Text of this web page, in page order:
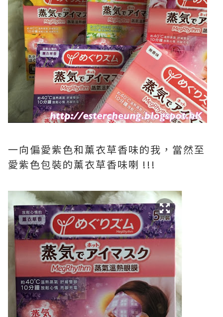
一向偏愛紫色和薰衣草香味的我，當然至
愛紫色包裝的薰衣草香味喇 !!!